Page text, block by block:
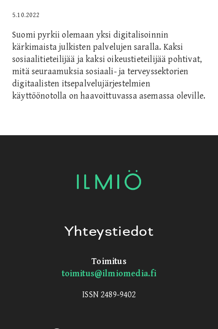
5.10.2022
Suomi pyrkii olemaan yksi digitalisoinnin
kärkimaista julkisten palvelujen saralla. Kaksi
sosiaalitieteilijää ja kaksi oikeustieteilijää pohtivat,
mitä seuraamuksia sosiaali- ja terveyssektorien
digitaalisten itsepalvelujärjestelmien
käyttöönotolla on haavoittuvassa asemassa oleville.
Yhteystiedot
Toimitus
toimitus@ilmiomedia.fi
ISSN 2489-9402